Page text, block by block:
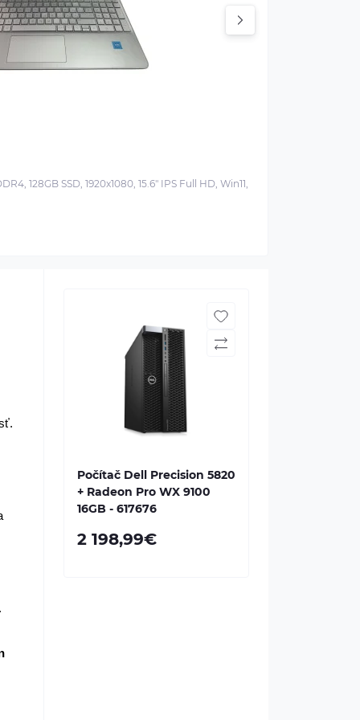
128GB SSD, 1920x1080, 15.6" IPS Full HD, Win11,
Počítač Dell Precision 5820
+ Radeon Pro WX 9100
16GB - 617676
2 198,99€